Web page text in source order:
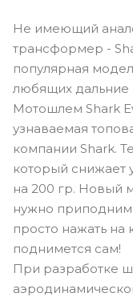
Не имеющий
трансформер -
популярная
любящих дальние
Мотошлем Shark
узнаваемая
компании Shark.
который снижает
на 200 гр. Новый
нужно
просто нажать на
поднимется сам!
При разработке